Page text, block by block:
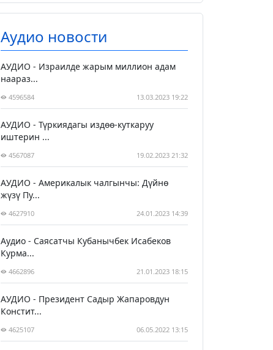
Аудио новости
АУДИО - Израилде жарым миллион адам
наараз...
4596584 13.03.2023 19:22
АУДИО - Түркиядагы издөө-куткаруу
иштерин ...
4567087 19.02.2023 21:32
АУДИО - Америкалык чалгынчы: Дүйнө
жүзү Пу...
4627910 24.01.2023 14:39
Аудио - Саясатчы Кубанычбек Исабеков
Курма...
4662896 21.01.2023 18:15
АУДИО - Президент Садыр Жапаровдун
Констит...
4625107 06.05.2022 13:15